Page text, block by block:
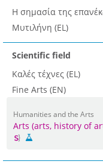
Η σημασία της
Μυτιλήνη (EL)
Scientific field
Καλές τέχνες (EL)
Fine Arts (EN)
Humanities and the Arts
Arts (arts, history of